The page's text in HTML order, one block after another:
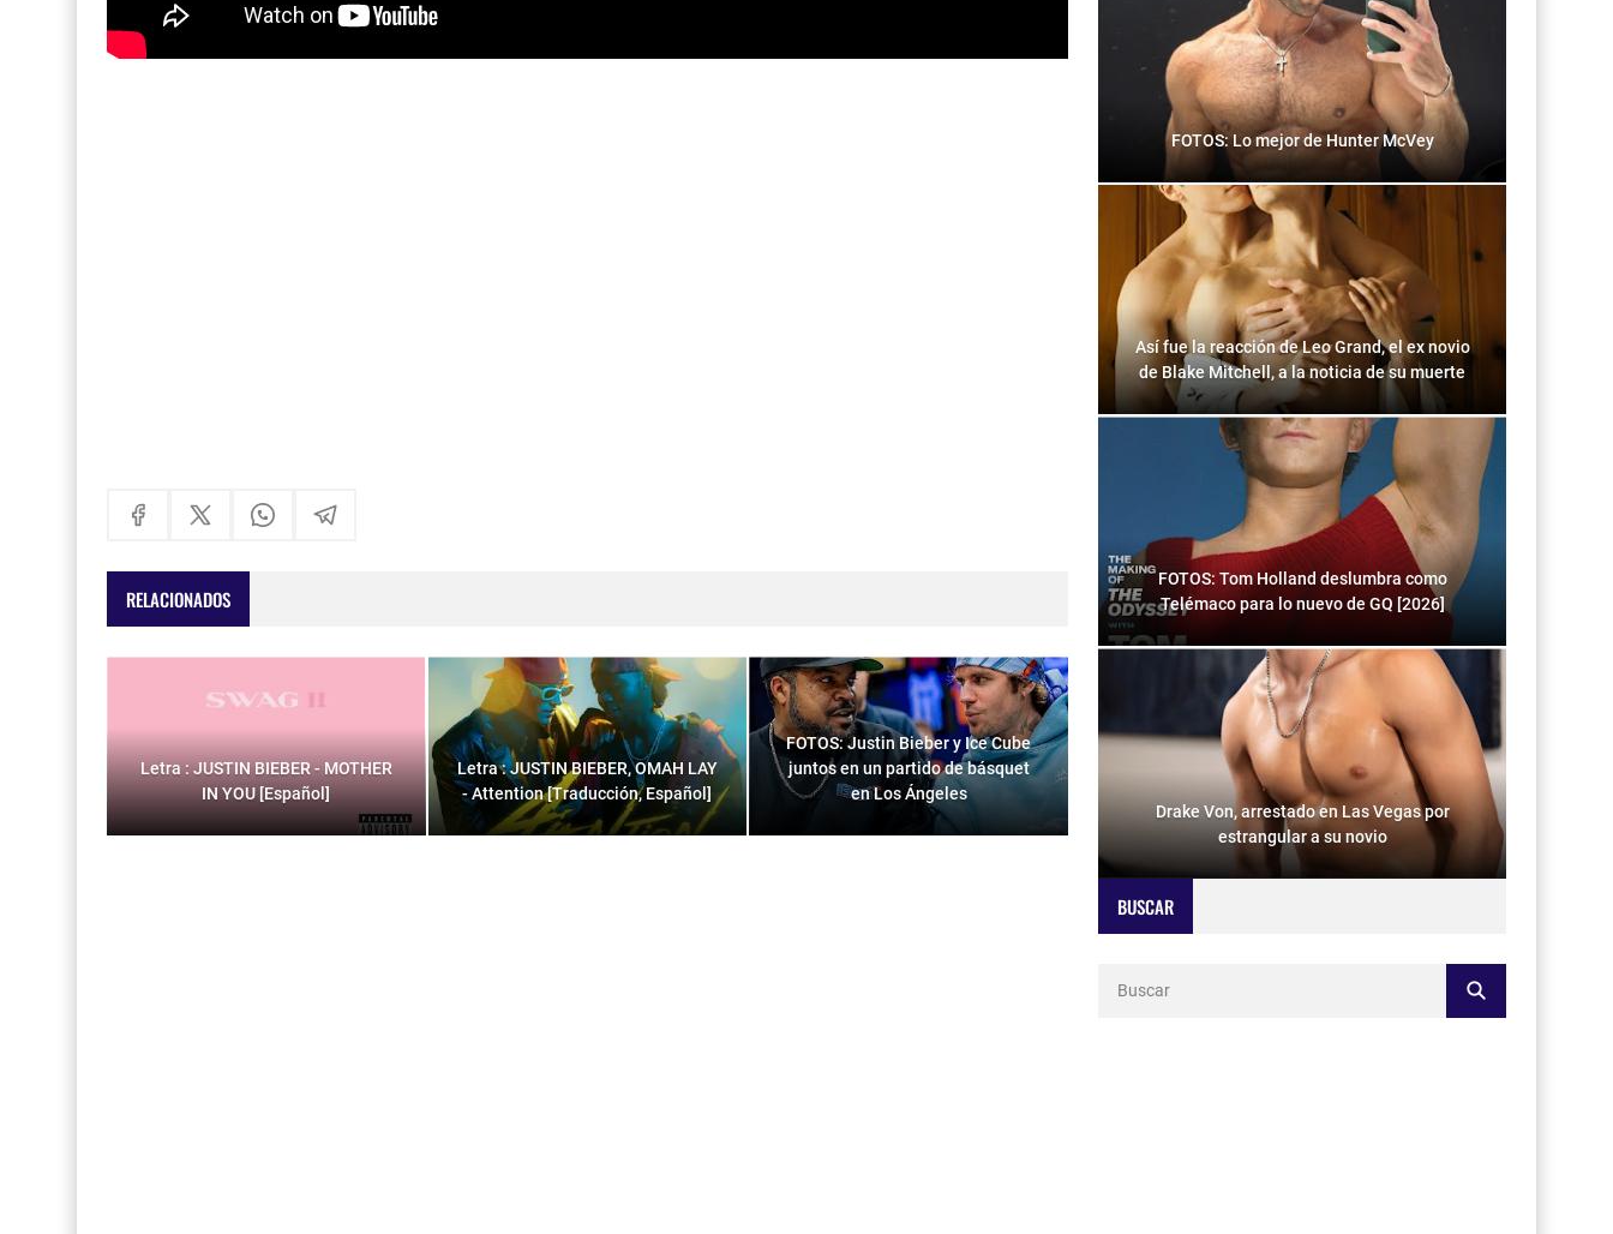
RELACIONADOS
Letra : JUSTIN BIEBER - MOTHER
IN YOU [Español]
Letra : JUSTIN BIEBER, OMAH LAY
- Attention [Traducción, Español]
FOTOS: Justin Bieber y Ice Cube
juntos en un partido de básquet
en Los Ángeles
FOTOS: Lo mejor de Hunter McVey
Así fue la reacción de Leo Grand, el ex novio
de Blake Mitchell, a la noticia de su muerte
FOTOS: Tom Holland deslumbra como
Telémaco para lo nuevo de GQ [2026]
Drake Von, arrestado en Las Vegas por
estrangular a su novio
BUSCAR